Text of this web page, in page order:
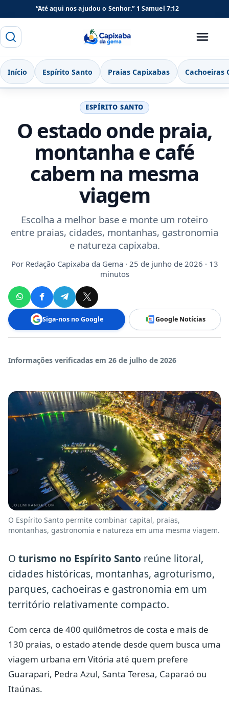
“Até aqui nos ajudou o Senhor.” 1 Samuel 7:12
Buscar Capixaba da Gema
Menu
Início Espírito Santo Praias Capixabas Cachoeiras
ESPÍRITO SANTO
O estado onde praia,
montanha e café
cabem na mesma
viagem
Escolha a melhor base e monte um roteiro
entre praias, cidades, montanhas, gastronomia
e natureza capixaba.
Por Redação Capixaba da Gema· 25 de junho de 2026 · 13
minutos
Siga-nos no Google Google Notícias
Informações verificadas em 26 de julho de 2026
O Espírito Santo permite combinar capital, praias,
montanhas, gastronomia e natureza em uma mesma viagem.
O turismo no Espírito Santo reúne litoral,
cidades históricas, montanhas, agroturismo,
parques, cachoeiras e gastronomia em um
território relativamente compacto.
Com cerca de 400 quilômetros de costa e mais de
130 praias, o estado atende desde quem busca uma
viagem urbana em Vitória até quem prefere
Guarapari, Pedra Azul, Santa Teresa, Caparaó ou
Itaúnas.